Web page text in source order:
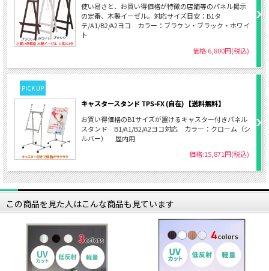
使い易さと、お買い得価格が特徴の店舗等のパネル掲示
の定番、木製イーゼル。対応サイズ目安：B1タ
テ/A1/B2/A2ヨコ カラー：ブラウン・ブラック・ホワイ
ト
価格:6,800円(税込)
PICK UP
キャスタースタンド TPS-FX (自在) 【送料無料】
お買い得価格のB1サイズが置けるキャスター付きパネル
スタンド B1/A1/B2/A2ヨコ対応 カラー：クローム（シ
ルバー） 屋内用
価格:15,871円(税込)
この商品を見た人はこんな商品も見ています